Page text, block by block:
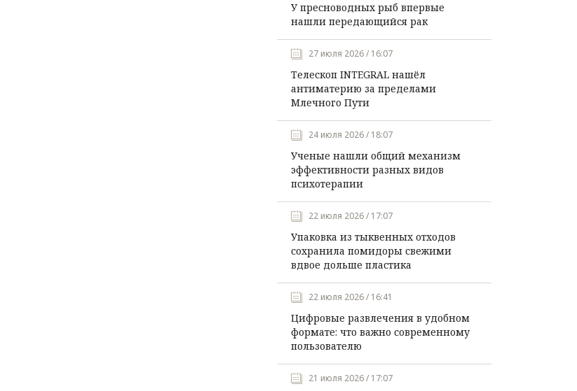
У пресноводных рыб впервые
нашли передающийся рак
27 июля 2026 / 16:07
Телескоп INTEGRAL нашёл
антиматерию за пределами
Млечного Пути
24 июля 2026 / 18:07
Ученые нашли общий механизм
эффективности разных видов
психотерапии
22 июля 2026 / 17:07
Упаковка из тыквенных отходов
сохранила помидоры свежими
вдвое дольше пластика
22 июля 2026 / 16:41
Цифровые развлечения в удобном
формате: что важно современному
пользователю
21 июля 2026 / 17:07